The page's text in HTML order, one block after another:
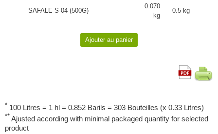
SAFALE S-04 (500G)
0.070
kg
0.5 kg
* 100 Litres = 1 hl = 0.852 Barils = 303 Bouteilles (x 0.33 Litres)
** Ajusted according with minimal packaged quantity for selected
product